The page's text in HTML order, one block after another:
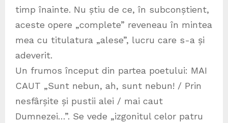
timp înainte. Nu știu de ce, în subconștient,
aceste opere „complete” reveneau în mintea
mea cu titulatura „alese”, lucru care s-a și
adeverit.
Un frumos început din partea poetului: MAI
CAUT „Sunt nebun, ah, sunt nebun! / Prin
nesfârșite și pustii alei / mai caut
Dumnezei…”. Se vede „izgonitul celor patru